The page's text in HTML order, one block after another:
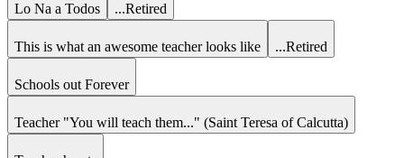
Lo Na a Todos ...Retired
This is what an awesome teacher looks like ...Retired
Schools out Forever
Teacher "You will teach them..." (Saint Teresa of Calcutta)